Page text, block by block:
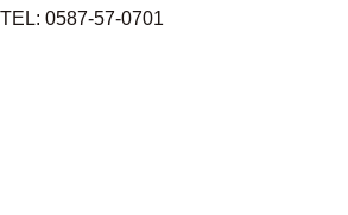
TEL: 0587-57-0701